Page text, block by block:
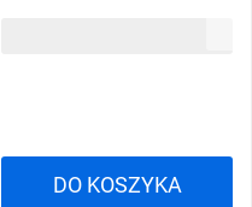
DO KOSZYKA